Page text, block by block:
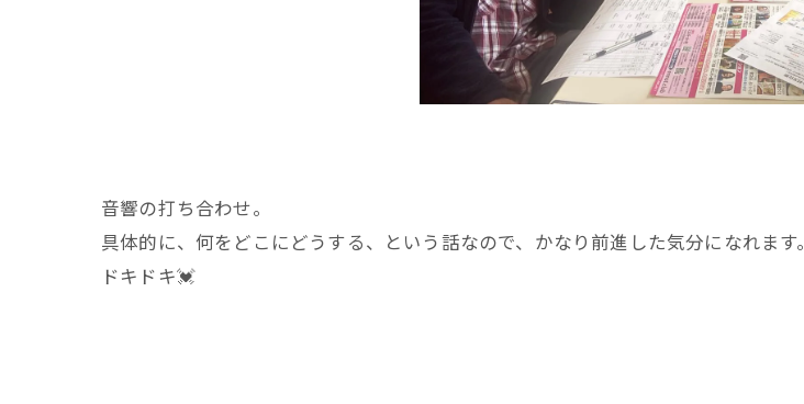
音響の打ち合わせ。
具体的に、何をどこにどうする、という話なので、かなり前進した気分になれます。
ドキドキ💓